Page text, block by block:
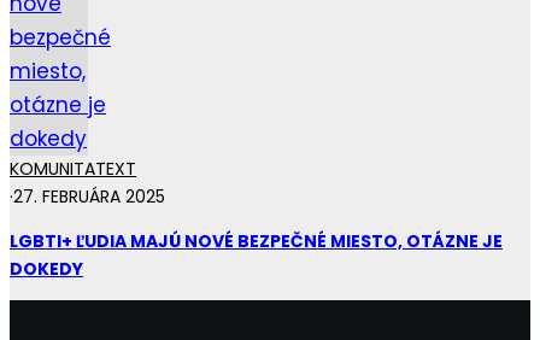
KOMUNITATEXT
·27. FEBRUÁRA 2025
LGBTI+ ĽUDIA MAJÚ NOVÉ BEZPEČNÉ MIESTO, OTÁZNE JE
DOKEDY